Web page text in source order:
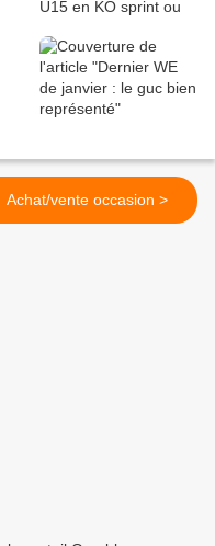
Achat/vente occasion >